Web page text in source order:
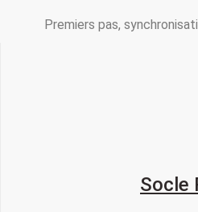
Premiers pas,
Socle